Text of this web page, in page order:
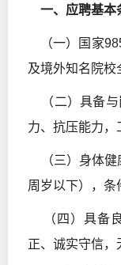
一、应聘基本
（一）国家
及境外知名院校
（二）具备与
力、抗压能力，
（三）身体健
周岁以下），条
（四）具备
正、诚实守信，